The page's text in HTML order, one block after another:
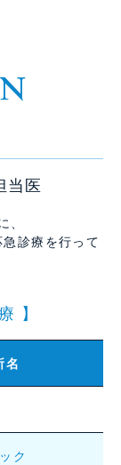
当医
診療を行って
】
名
ク